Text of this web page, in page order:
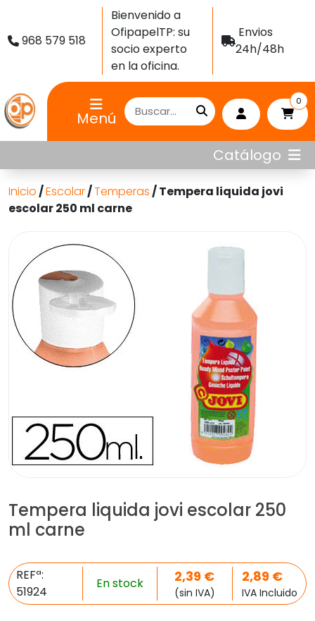
968 579 518
Bienvenido a
OfipapelTP: su
socio experto
en la oficina.
Envios
24h/48h
Menú
0
Catálogo
Inicio/Escolar/Temperas/ Tempera liquida jovi
escolar 250 ml carne
Tempera liquida jovi escolar 250
ml carne
REFª:
51924
En stock 2,39 €
(sin IVA)
2,89 €
IVA Incluido